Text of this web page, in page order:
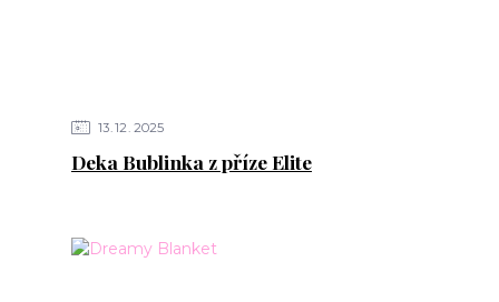
13 12 2025
Deka Bublinka z příze Elite